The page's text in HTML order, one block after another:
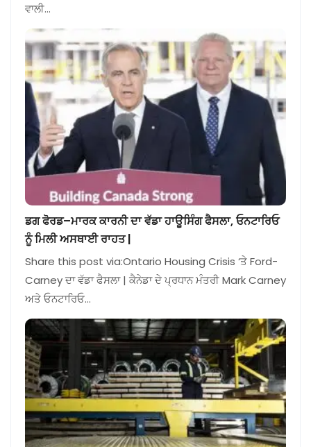
ਵਾਲੀ…
ਡਗ ਫੋਰਡ–ਮਾਰਕ ਕਾਰਨੀ ਦਾ ਵੱਡਾ ਹਾਊਸਿੰਗ ਫੈਸਲਾ, ਓਨਟਾਰਿਓ
ਨੂੰ ਮਿਲੀ ਅਸਥਾਈ ਰਾਹਤ |
Share this post via:Ontario Housing Crisis ‘ਤੇ Ford-
Carney ਦਾ ਵੱਡਾ ਫੈਸਲਾ | ਕੈਨੇਡਾ ਦੇ ਪ੍ਰਧਾਨ ਮੰਤਰੀ Mark Carney
ਅਤੇ ਓਨਟਾਰਿਓ…